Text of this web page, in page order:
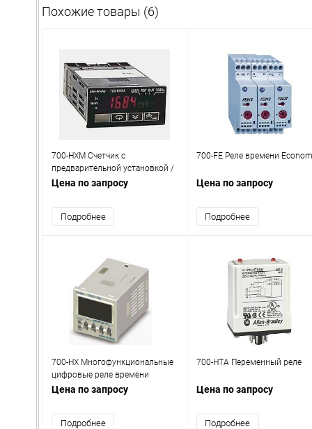
Похожие товары (6)
700-HXM Счетчик с
предварительной установкой /
Реле времени
Цена по запросу
Подробнее
700-FE Реле времени
Цена по запросу
Подробнее
700-HX Многофункциональные
цифровые реле времени
Цена по запросу
Подробнее
700-HTA Переменный реле
Цена по запросу
Подробнее